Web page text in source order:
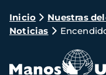
Ruta
de
navegación
Inicio Nuestras
Noticias